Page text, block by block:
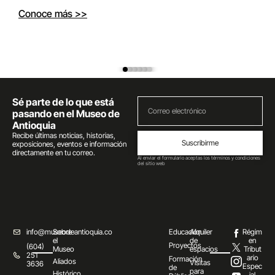
Conoce más >>
Sé parte de lo que está
pasando en el Museo de
Antioquia
Recibe últimas noticias, historias,
exposiciones, eventos e información
directamente en tu correo.
Suscribirme
Al enviar el formulario aceptas los términos y condiciones
del sitio web
info@museodeantioquia.co
(604)
251
3636
Sobre
el
Museo
Aliados
Educación
Proyectos
Formación
de
Alquiler
de
espacios
Visitas
para
Régim
en
Tribut
ario
Espec